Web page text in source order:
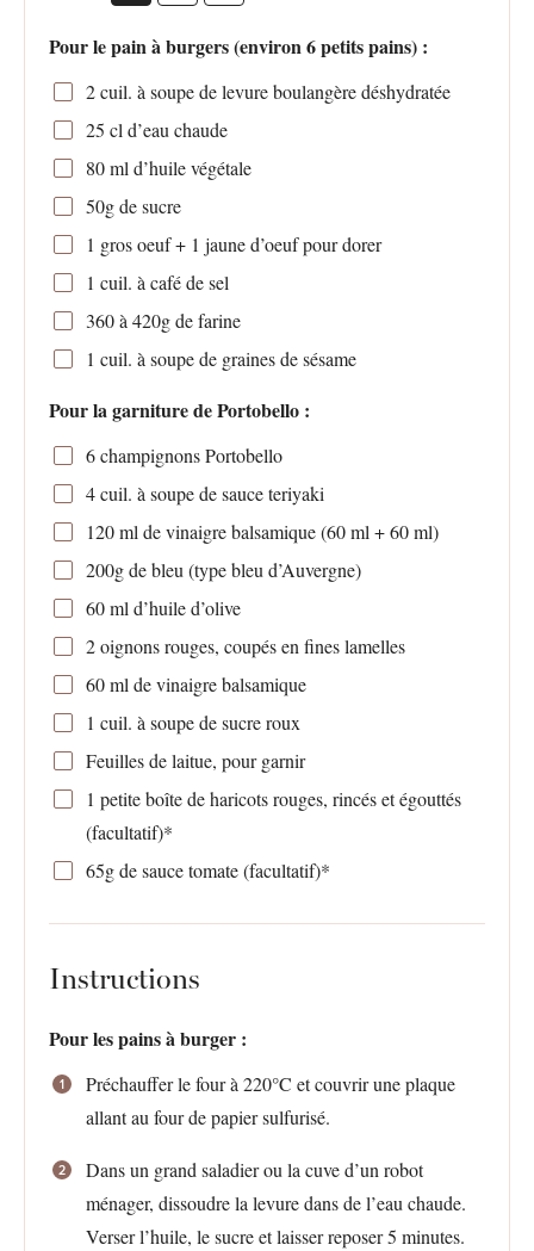
Pour le pain à burgers (environ 6 petits pains) :
2cuil. à soupe de levure boulangère déshydratée
25 cl d’eau chaude
80ml d’huile végétale
50gde sucre
1 gros oeuf + 1 jaune d’oeuf pour dorer
1 cuil. à café de sel
360à 420g de farine
1 cuil. à soupe de graines de sésame
Pour la garniture de Portobello :
6champignons Portobello
4cuil. à soupe de sauce teriyaki
120ml de vinaigre balsamique (60ml +60ml)
200gde bleu (type bleu d’Auvergne)
60ml d’huile d’olive
2oignons rouges, coupés en fines lamelles
60ml de vinaigre balsamique
1 cuil. à soupe de sucre roux
Feuilles de laitue, pour garnir
1 petite boîte de haricots rouges, rincés et égouttés
(facultatif)*
65gde sauce tomate (facultatif)*
Instructions
Pour les pains à burger :
Préchauffer le four à 220°C et couvrir une plaque
allant au four de papier sulfurisé.
Dans un grand saladier ou la cuve d’un robot
ménager, dissoudre la levure dans de l’eau chaude.
Verser l’huile, le sucre et laisser reposer 5 minutes.